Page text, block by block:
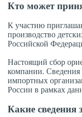
Кто может
К участию
производство
Российской
Настоящий сбор
компании. Сведения
импортных
России в рамках
Какие